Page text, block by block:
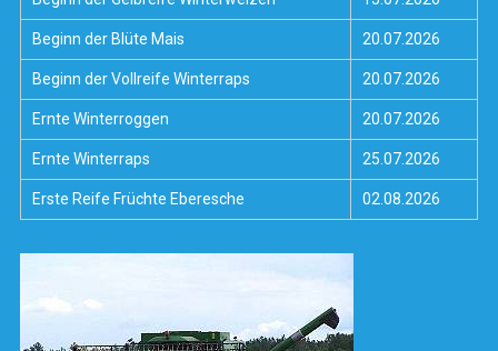
Beginn der Blüte Mais 20.07.2026
Beginn der Vollreife Winterraps 20.07.2026
Ernte Winterroggen 20.07.2026
Ernte Winterraps 25.07.2026
Erste Reife Früchte Eberesche 02.08.2026